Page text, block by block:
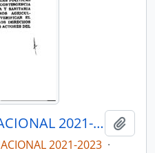
ACTAS ASAMBLEA NACIONAL 2021-2023
2021-2023 ·